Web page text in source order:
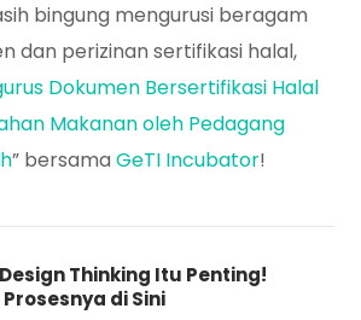
bingung mengurusi beragam
dan perizinan sertifikasi halal,
Dokumen Bersertifikasi Halal
Makanan oleh Pedagang
” bersamaGeTI Incubator!
Thinking Itu Penting!
di Sini